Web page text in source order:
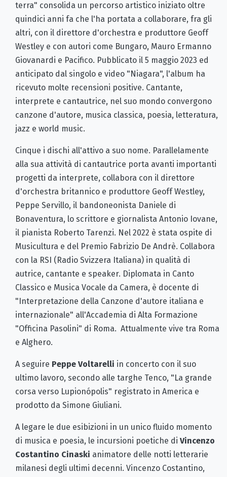
terra" consolida un percorso artistico iniziato oltre
quindici anni fa che l'ha portata a collaborare, fra gli
altri, con il direttore d'orchestra e produttore Geoff
Westley e con autori come Bungaro, Mauro Ermanno
Giovanardi e Pacifico. Pubblicato il 5 maggio 2023 ed
anticipato dal singolo e video "Niagara", l'album ha
ricevuto molte recensioni positive. Cantante,
interprete e cantautrice, nel suo mondo convergono
canzone d'autore, musica classica, poesia, letteratura,
jazz e world music.
Cinque i dischi all'attivo a suo nome. Parallelamente
alla sua attività di cantautrice porta avanti importanti
progetti da interprete, collabora con il direttore
d'orchestra britannico e produttore Geoff Westley,
Peppe Servillo, il bandoneonista Daniele di
Bonaventura, lo scrittore e giornalista Antonio Iovane,
il pianista Roberto Tarenzi. Nel 2022 è stata ospite di
Musicultura e del Premio Fabrizio De Andrè. Collabora
con la RSI (Radio Svizzera Italiana) in qualità di
autrice, cantante e speaker. Diplomata in Canto
Classico e Musica Vocale da Camera, è docente di
"Interpretazione della Canzone d'autore italiana e
internazionale" all'Accademia di Alta Formazione
"Officina Pasolini" di Roma. Attualmente vive tra Roma
e Alghero.
A seguire Peppe Voltarelli in concerto con il suo
ultimo lavoro, secondo alle targhe Tenco, "La grande
corsa verso Lupionópolis" registrato in America e
prodotto da Simone Giuliani.
A legare le due esibizioni in un unico fluido momento
di musica e poesia, le incursioni poetiche di Vincenzo
Costantino Cinaski animatore delle notti letterarie
milanesi degli ultimi decenni. Vincenzo Costantino,